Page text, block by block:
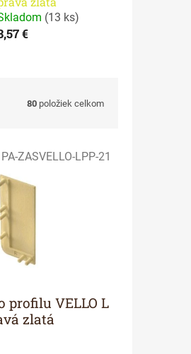
(13 ks)
€
80 položiek celkom
profilu VELLO L
zlatá
PA-ZASVELLO-LPP-21